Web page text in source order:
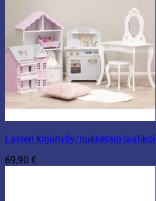
Lasten kirjahylly/nukketalo
69,90 €